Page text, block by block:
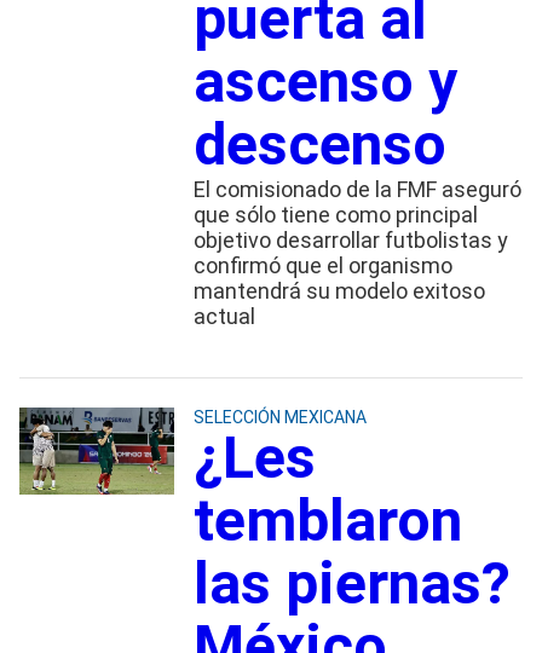
puerta al
ascenso y
descenso
El comisionado de la FMF aseguró
que sólo tiene como principal
objetivo desarrollar futbolistas y
confirmó que el organismo
mantendrá su modelo exitoso
actual
SELECCIÓN MEXICANA
¿Les
temblaron
las piernas?